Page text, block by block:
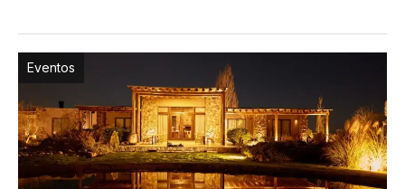
Eventos